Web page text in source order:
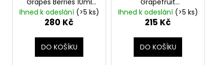
Grapes Berries 10ml
Ledové hroznové víno
s lesními plody
Ihned k odeslání (>5 ks)
280 Kč
DO KOŠÍKU
Grapefruit
Blackcurrant 10ml
vychlazený grep s
Ihned k odeslání (>5 ks)
215 Kč
DO KOŠÍKU